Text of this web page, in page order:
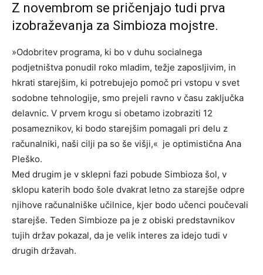
Z novembrom se pričenjajo tudi prva
izobraževanja za Simbioza mojstre.
»Odobritev programa, ki bo v duhu socialnega
podjetništva ponudil roko mladim, težje zaposljivim, in
hkrati starejšim, ki potrebujejo pomoč pri vstopu v svet
sodobne tehnologije, smo prejeli ravno v času zaključka
delavnic. V prvem krogu si obetamo izobraziti 12
posameznikov, ki bodo starejšim pomagali pri delu z
računalniki, naši cilji pa so še višji,« je optimistična Ana
Pleško.
Med drugim je v sklepni fazi pobude Simbioza šol, v
sklopu katerih bodo šole dvakrat letno za starejše odpre
njihove računalniške učilnice, kjer bodo učenci poučevali
starejše. Teden Simbioze pa je z obiski predstavnikov
tujih držav pokazal, da je velik interes za idejo tudi v
drugih državah.